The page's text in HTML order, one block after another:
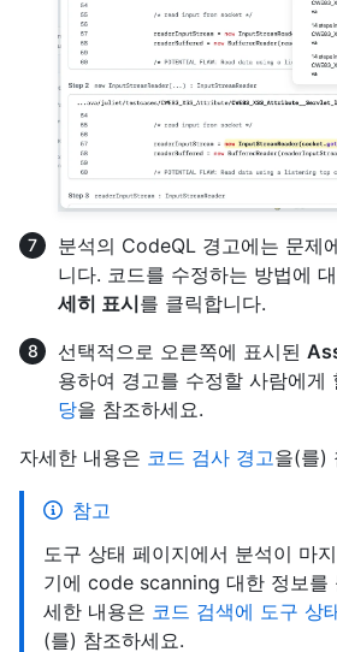
분석의 CodeQL 경고에는 문제
니다. 코드를 수정하는 방법에
세히 표시를 클릭합니다.
선택적으로 오른쪽에 표시된
용하여 경고를 수정할 사람에게
당을 참조하세요.
자세한 내용은 코드 검사 경고을(를)
참고
도구 상태 페이지에서 분석이 마
기에 code scanning 대한 정보를
세한 내용은 코드 검색에 도구 상
(를) 참조하세요.